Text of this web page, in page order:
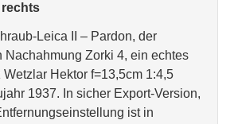
Leica II – Pardon, der
Nachahmung Zorki 4, ein echtes
Wetzlar Hektor f=13,5cm 1:4,5
1937. In sicher Export-Version,
ist in